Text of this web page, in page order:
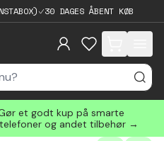
30 DAGES ÅBENT KØB
items in cart,
et godt kup på smarte
og andet tilbehør →